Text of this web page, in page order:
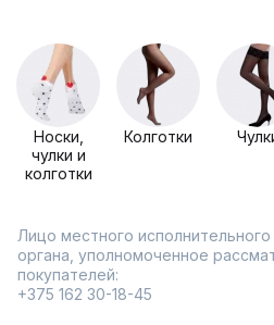
Носки,
чулки и
колготки
Колготки
Лицо местного
органа, уполномоченное
покупателей:
+375 162 30-18-45